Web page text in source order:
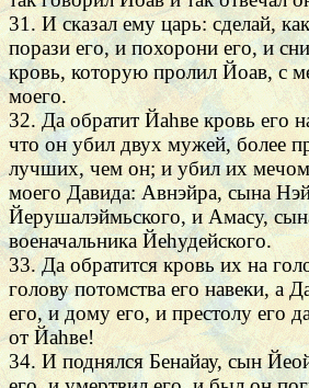
31. И сказал ему царь: сделай,
порази его, и похорони его, и
кровь, которую пролил Йоав, с
моего.
32. Да обратит Йаhве кровь его
что он убил двух мужей, более
лучших, чем он; и убил их мечом
моего Давида: Авнэйра, сына
Йерушалэймьского, и Амасу,
военачальника Йеhудейского.
33. Да обратится кровь их на
голову потомства его навеки, а
его, и дому его, и престолу его
от Йаhве!
34. И поднялся Бенайау, сын